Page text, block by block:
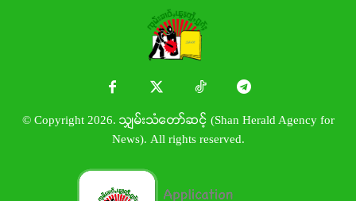
© Copyright 2026. သျှမ်းသံတော်ဆင့် (Shan Herald Agency for
News). All rights reserved.